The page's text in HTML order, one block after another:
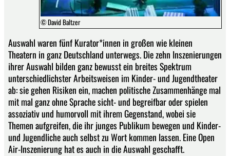
© David Baltzer
Auswahl waren fünf Kurator*innen in großen wie kleinen
Theatern in ganz Deutschland unterwegs. Die zehn Inszenierungen
ihrer Auswahl bilden ganz bewusst ein breites Spektrum
unterschiedlichster Arbeitsweisen im Kinder- und Jugendtheater
ab: sie gehen Risiken ein, machen politische Zusammenhänge mal
mit mal ganz ohne Sprache sicht- und begreifbar oder spielen
assoziativ und humorvoll mit ihrem Gegenstand, wobei sie
Themen aufgreifen, die ihr junges Publikum bewegen und Kinder-
und Jugendliche auch selbst zu Wort kommen lassen. Eine Open
Air-Inszenierung hat es auch in die Auswahl geschafft.